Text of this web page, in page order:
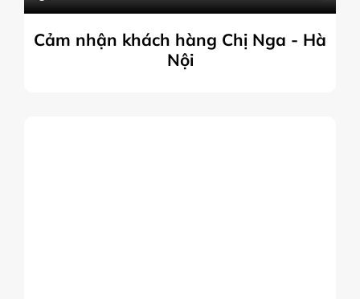
Cảm nhận khách hàng Chị Nga - Hà
Nội